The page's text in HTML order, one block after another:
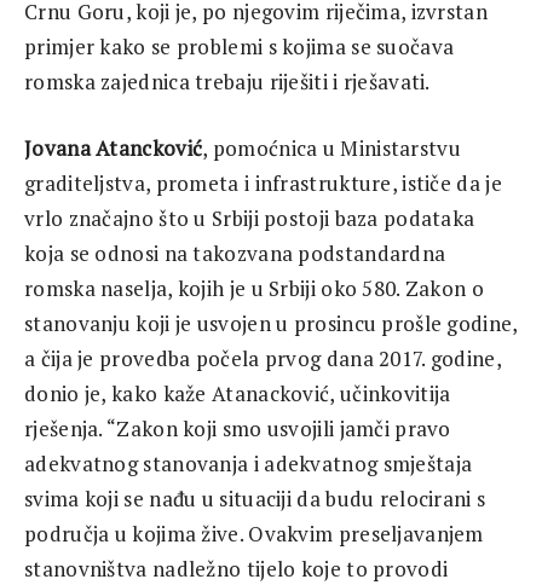
Crnu Goru, koji je, po njegovim riječima, izvrstan
primjer kako se problemi s kojima se suočava
romska zajednica trebaju riješiti i rješavati.
Jovana Atancković, pomoćnica u Ministarstvu
graditeljstva, prometa i infrastrukture, ističe da je
vrlo značajno što u Srbiji postoji baza podataka
koja se odnosi na takozvana podstandardna
romska naselja, kojih je u Srbiji oko 580. Zakon o
stanovanju koji je usvojen u prosincu prošle godine,
a čija je provedba počela prvog dana 2017. godine,
donio je, kako kaže Atanacković, učinkovitija
rješenja. “Zakon koji smo usvojili jamči pravo
adekvatnog stanovanja i adekvatnog smještaja
svima koji se nađu u situaciji da budu relocirani s
područja u kojima žive. Ovakvim preseljavanjem
stanovništva nadležno tijelo koje to provodi